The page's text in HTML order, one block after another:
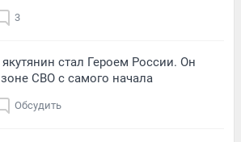
3
стал Героем России. Он
СВО с самого начала
Обсудить